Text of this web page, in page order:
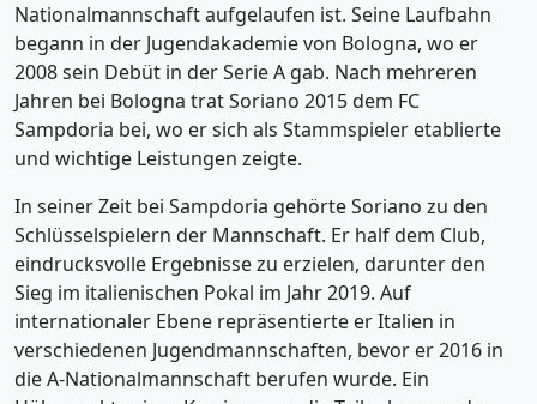
Nationalmannschaft aufgelaufen ist. Seine Laufbahn
begann in der Jugendakademie von Bologna, wo er
2008 sein Debüt in der Serie A gab. Nach mehreren
Jahren bei Bologna trat Soriano 2015 dem FC
Sampdoria bei, wo er sich als Stammspieler etablierte
und wichtige Leistungen zeigte.
In seiner Zeit bei Sampdoria gehörte Soriano zu den
Schlüsselspielern der Mannschaft. Er half dem Club,
eindrucksvolle Ergebnisse zu erzielen, darunter den
Sieg im italienischen Pokal im Jahr 2019. Auf
internationaler Ebene repräsentierte er Italien in
verschiedenen Jugendmannschaften, bevor er 2016 in
die A-Nationalmannschaft berufen wurde. Ein